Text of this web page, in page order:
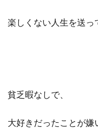
楽しくない人生を送っ
貧乏暇なしで、
大好きだったことが嫌